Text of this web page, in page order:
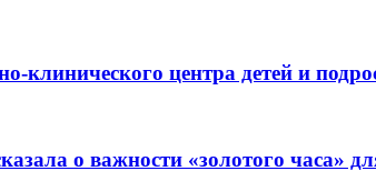
клинического центра детей и
о важности «золотого часа»